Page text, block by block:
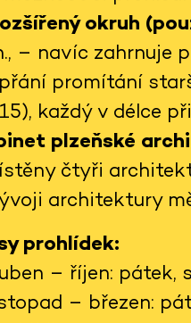
okruh
– navíc zahrnuje
promítání
každý v délce
plzeňské
čtyři
architektury
prohlídek:
– říjen: pátek,
– březen: